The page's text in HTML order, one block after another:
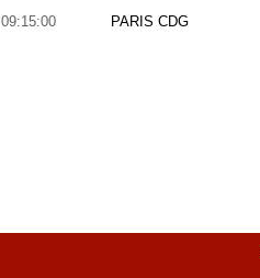
09:15:00 PARIS CDG